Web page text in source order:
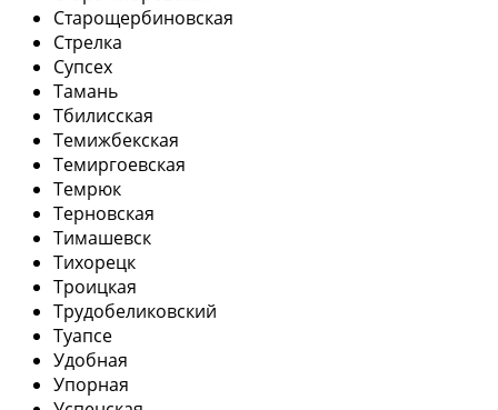
Старощербиновская
Стрелка
Супсех
Тамань
Тбилисская
Темижбекская
Темиргоевская
Темрюк
Терновская
Тимашевск
Тихорецк
Троицкая
Трудобеликовский
Туапсе
Удобная
Упорная